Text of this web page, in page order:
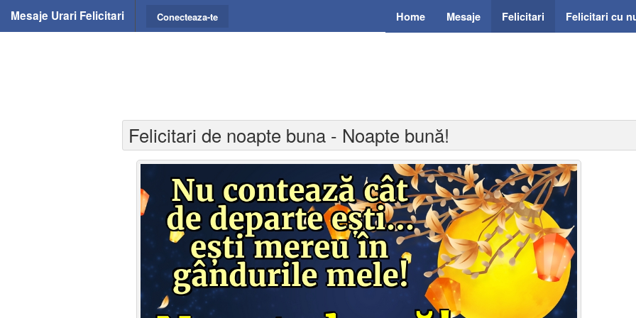
Mesaje Urari Felicitari Home Mesaje Felicitari Felicitari cu
Conecteaza-te
Felicitari de noapte buna - Noapte bună!